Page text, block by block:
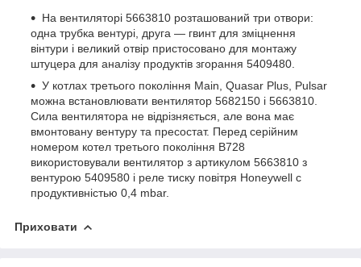
На вентиляторі 5663810 розташований три отвори:
одна трубка вентурі, друга — гвинт для зміцнення
вінтури і великий отвір пристосовано для монтажу
штуцера для аналізу продуктів згорання 5409480.
У котлах третього покоління Main, Quasar Plus, Pulsar
можна встановлювати вентилятор 5682150 і 5663810.
Сила вентилятора не відрізняється, але вона має
вмонтовану вентуру та пресостат. Перед серійним
номером котел третього покоління B728
використовували вентилятор з артикулом 5663810 з
вентурою 5409580 і реле тиску повітря Honeywell c
продуктивністью 0,4 mbar.
Приховати